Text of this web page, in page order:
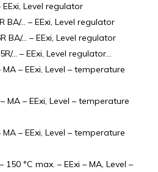
EExi, Level regulator
BA/… – EExi, Level regulator
BA/… – EExi, Level regulator
… – EExi, Level regulator…
– EExi, Level – temperature
MA – EExi, Level – temperature
– EExi, Level – temperature
150 °C max. – EExi – MA, Level –